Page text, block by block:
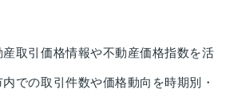
取引価格情報や不動産価格指数を活
での取引件数や価格動向を時期別・